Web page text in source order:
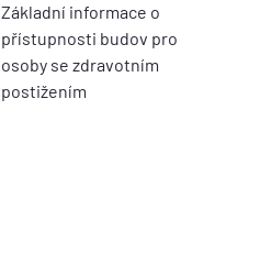
Základní informace o
přístupnosti budov pro
osoby se zdravotním
postižením